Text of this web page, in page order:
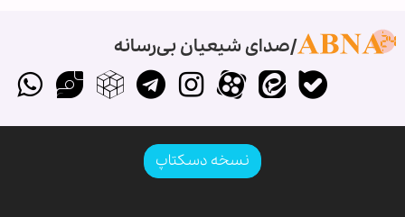
صدای شیعیان بی‌رسانه
نسخه دسکتاپ